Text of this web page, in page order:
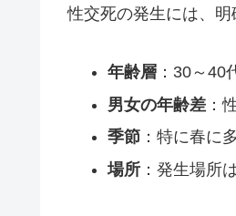
性交死の発生には、明
年齢層：30～40
男女の年齢差：
季節：特に春に
場所：発生場所